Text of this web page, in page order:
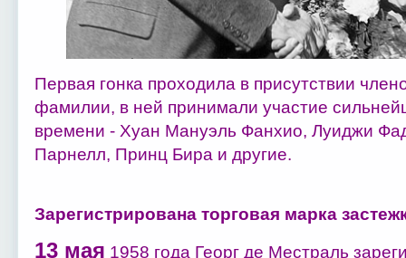
Первая гонка проходила в присутствии
фамилии, в ней принимали участие
времени - Хуан Мануэль Фанхио, Луиджи
Парнелл, Принц Бира и другие.
Зарегистрирована торговая марка
13 мая 1958 года Георг де Местраль